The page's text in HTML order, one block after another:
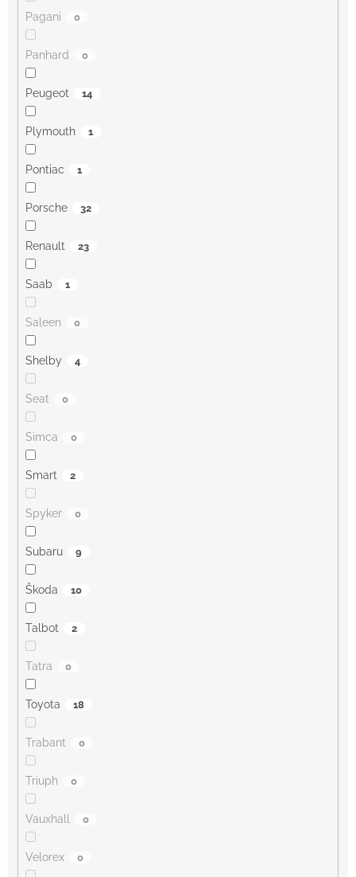
Pagani 0
Panhard 0
Peugeot 14
Plymouth 1
Pontiac 1
Porsche 32
Renault 23
Saab 1
Saleen 0
Shelby 4
Seat 0
Simca 0
Smart 2
Spyker 0
Subaru 9
Škoda 10
Talbot 2
Tatra 0
Toyota 18
Trabant 0
Triuph 0
Vauxhall 0
Velorex 0